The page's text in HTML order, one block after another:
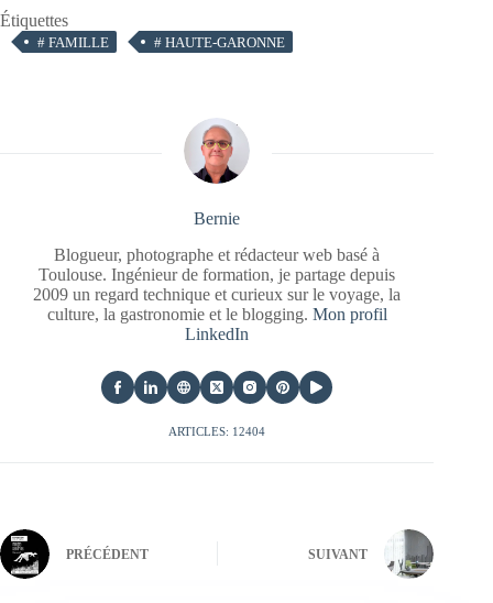
Étiquettes
# FAMILLE # HAUTE-GARONNE
Bernie
Blogueur, photographe et rédacteur web basé à
Toulouse. Ingénieur de formation, je partage depuis
2009 un regard technique et curieux sur le voyage, la
culture, la gastronomie et le blogging. Mon profil
LinkedIn
ARTICLES: 12404
PRÉCÉDENT SUIVANT